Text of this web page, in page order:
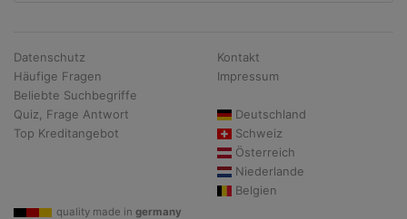
Datenschutz
Häufige Fragen
Beliebte Suchbegriffe
Quiz, Frage Antwort
Top Kreditangebot
Kontakt
Impressum
Deutschland
Schweiz
Österreich
Niederlande
Belgien
quality made in germany